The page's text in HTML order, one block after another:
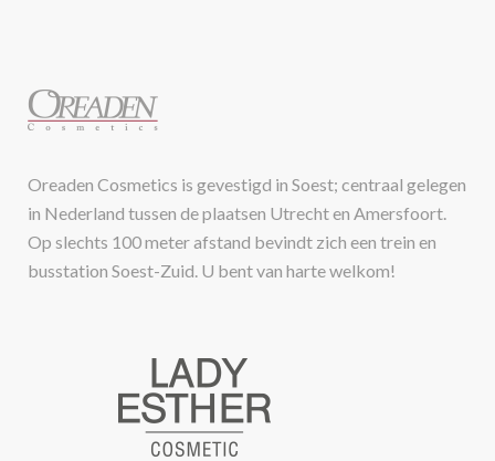
Oreaden Cosmetics is gevestigd in Soest; centraal gelegen
in Nederland tussen de plaatsen Utrecht en Amersfoort.
Op slechts 100 meter afstand bevindt zich een trein en
busstation Soest-Zuid. U bent van harte welkom!